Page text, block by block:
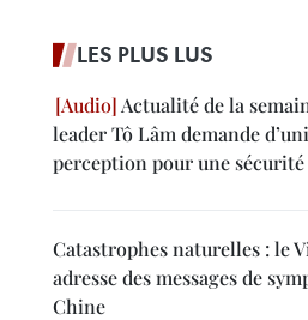
LES PLUS LUS
Actualité de la
leader Tô Lâm demande
perception pour une
Catastrophes naturelles : le
adresse des messages de
Chine